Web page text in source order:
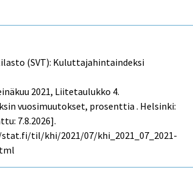
(SVT): Kuluttajahintaindeksi
2021, Liitetaulukko 4.
vuosimuutokset, prosenttia . Helsinki:
7.8.2026].
til/khi/2021/07/khi_2021_07_2021-